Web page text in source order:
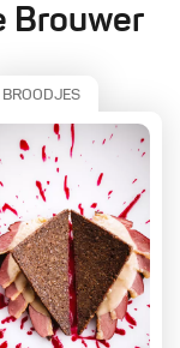
Brouwer
BROODJES